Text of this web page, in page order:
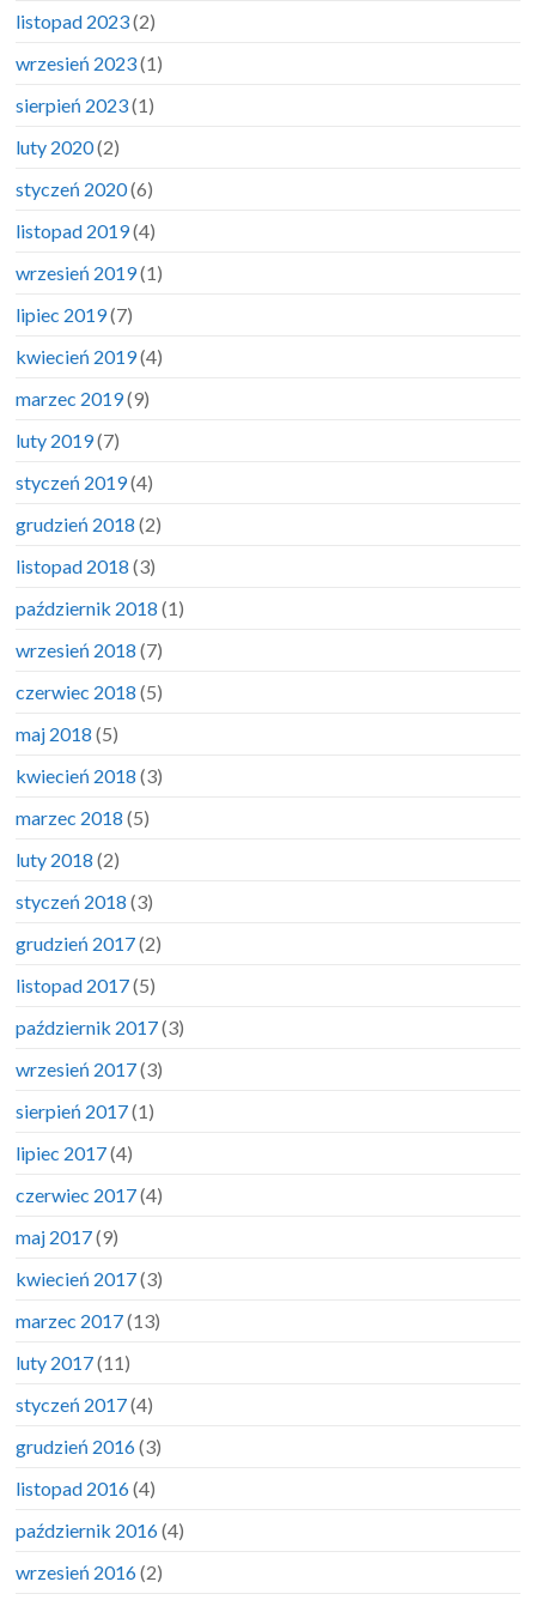
listopad 2023(2)
wrzesień 2023(1)
sierpień 2023(1)
luty 2020(2)
styczeń 2020(6)
listopad 2019(4)
wrzesień 2019(1)
lipiec 2019(7)
kwiecień 2019(4)
marzec 2019(9)
luty 2019(7)
styczeń 2019(4)
grudzień 2018 (2)
listopad 2018 (3)
październik 2018 (1)
wrzesień 2018 (7)
czerwiec 2018 (5)
maj 2018 (5)
kwiecień 2018 (3)
marzec 2018 (5)
luty 2018 (2)
styczeń 2018 (3)
grudzień 2017(2)
listopad 2017(5)
październik 2017(3)
wrzesień 2017(3)
sierpień 2017(1)
lipiec 2017(4)
czerwiec 2017(4)
maj 2017(9)
kwiecień 2017(3)
marzec 2017(13)
luty 2017(11)
styczeń 2017(4)
grudzień 2016(3)
listopad 2016(4)
październik 2016(4)
wrzesień 2016(2)